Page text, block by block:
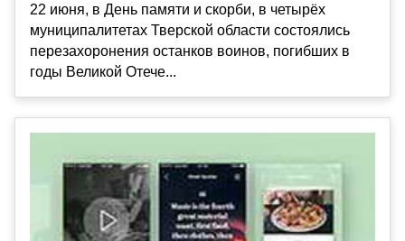
22 июня, в День памяти и скорби, в четырёх
муниципалитетах Тверской области состоялись
перезахоронения останков воинов, погибших в
годы Великой Отече...